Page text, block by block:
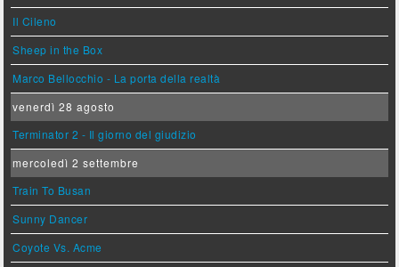
Il Cileno
Sheep in the Box
Marco Bellocchio - La porta della realtà
venerdì 28 agosto
Terminator 2 - Il giorno del giudizio
mercoledì 2 settembre
Train To Busan
Sunny Dancer
Coyote Vs. Acme